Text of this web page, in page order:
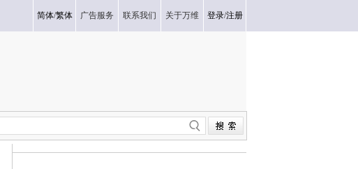
简体/繁体 广告服务 联系我们 关于万维 登录/注册